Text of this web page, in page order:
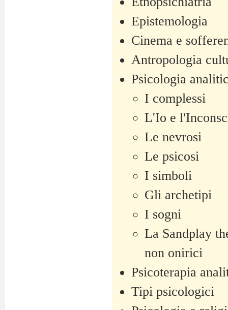
Epistemologia
Cinema e
Antropologia
Psicologia
I complessi
L'Io e
Le nevrosi
Le psicosi
I simboli
Gli archetipi
I sogni
La Sandplay
non onirici
Psicoterapia
Tipi psicologici